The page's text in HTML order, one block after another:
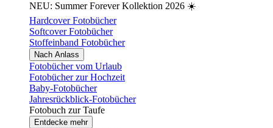
NEU: Summer Forever Kollektion 2026 ☀️
Hardcover Fotobücher
Softcover Fotobücher
Stoffeinband Fotobücher
Nach Anlass
Fotobücher vom Urlaub
Fotobücher zur Hochzeit
Baby-Fotobücher
Jahresrückblick-Fotobücher
Fotobuch zur Taufe
Entdecke mehr